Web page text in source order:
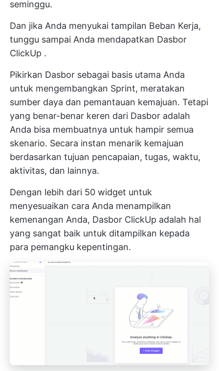
seminggu.
Dan jika Anda menyukai tampilan Beban Kerja,
tunggu sampai Anda mendapatkan Dasbor
ClickUp .
Pikirkan Dasbor sebagai basis utama Anda
untuk mengembangkan Sprint, meratakan
sumber daya dan pemantauan kemajuan. Tetapi
yang benar-benar keren dari Dasbor adalah
Anda bisa membuatnya untuk hampir semua
skenario. Secara instan menarik kemajuan
berdasarkan tujuan pencapaian, tugas, waktu,
aktivitas, dan lainnya.
Dengan lebih dari 50 widget untuk
menyesuaikan cara Anda menampilkan
kemenangan Anda, Dasbor ClickUp adalah hal
yang sangat baik untuk ditampilkan kepada
para pemangku kepentingan.